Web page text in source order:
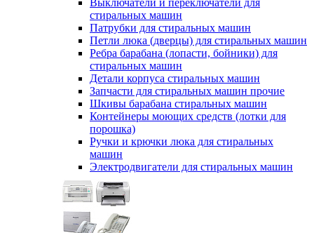
Выключатели и переключатели для
стиральных машин
Патрубки для стиральных машин
Петли люка (дверцы) для стиральных машин
Ребра барабана (лопасти, бойники) для
стиральных машин
Детали корпуса стиральных машин
Запчасти для стиральных машин прочие
Шкивы барабана стиральных машин
Контейнеры моющих средств (лотки для
порошка)
Ручки и крючки люка для стиральных
машин
Электродвигатели для стиральных машин